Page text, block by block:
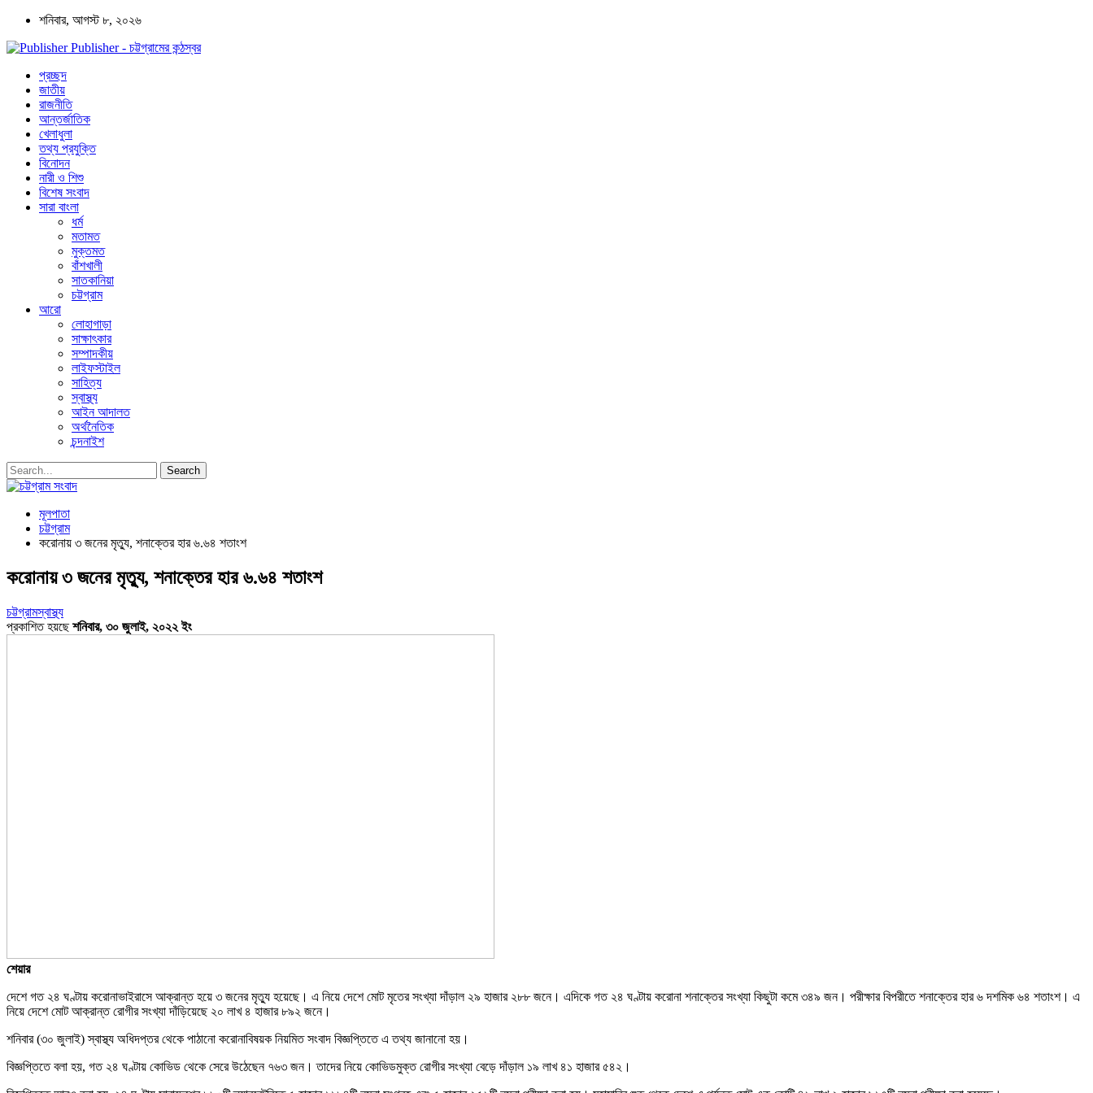
শনিবার, আগস্ট ৮, ২০২৬
Publisher - চট্টগ্রামের কন্ঠস্বর
প্রচ্ছদ
জাতীয়
রাজনীতি
আন্তর্জাতিক
খেলাধুলা
তথ্য প্রযুক্তি
বিনোদন
নারী ও শিশু
বিশেষ সংবাদ
সারা বাংলা
ধর্ম
মতামত
মুক্তমত
বাঁশখালী
সাতকানিয়া
চট্টগ্রাম
আরো
লোহাগাড়া
সাক্ষাৎকার
সম্পাদকীয়
লাইফস্টাইল
সাহিত্য
স্বাস্থ্য
আইন আদালত
অর্থনৈতিক
চন্দনাইশ
মূলপাতা
চট্টগ্রাম
করোনায় ৩ জনের মৃত্যু, শনাক্তের হার ৬.৬৪ শতাংশ
করোনায় ৩ জনের মৃত্যু, শনাক্তের হার ৬.৬৪ শতাংশ
চট্টগ্রামস্বাস্থ্য
প্রকাশিত হয়ছেশনিবার, ৩০ জুলাই, ২০২২ ইং
শেয়ার
দেশে গত ২৪ ঘণ্টায় করোনাভাইরাসে আক্রান্ত হয়ে ৩ জনের মৃত্যু হয়েছে। এ নিয়ে দেশে মোট মৃতের সংখ্যা দাঁড়াল ২৯ হাজার ২৮৮ জনে। এদিকে গত ২৪ ঘণ্টায় করোনা শনাক্তের সংখ্যা কিছুটা কমে ৩৪৯ জন। পরীক্ষার বিপরীতে শনাক্তের হার ৬ দশমিক ৬৪ শতাংশ। এ
নিয়ে দেশে মোট আক্রান্ত রোগীর সংখ্যা দাঁড়িয়েছে ২০ লাখ ৪ হাজার ৮৯২ জনে।
শনিবার (৩০ জুলাই) স্বাস্থ্য অধিদপ্তর থেকে পাঠানো করোনাবিষয়ক নিয়মিত সংবাদ বিজ্ঞপ্তিতে এ তথ্য জানানো হয়।
বিজ্ঞপ্তিতে বলা হয়, গত ২৪ ঘণ্টায় কোভিড থেকে সেরে উঠেছেন ৭৬৩ জন। তাদের নিয়ে কোভিডমুক্ত রোগীর সংখ্যা বেড়ে দাঁড়াল ১৯ লাখ ৪১ হাজার ৫৪২।